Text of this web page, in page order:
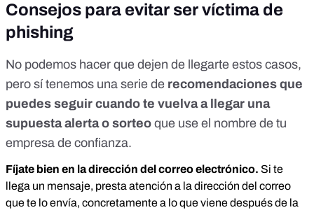
Consejos para evitar ser víctima de
phishing
No podemos hacer que dejen de llegarte estos casos,
pero sí tenemos una serie de recomendaciones que
puedes seguir cuando te vuelva a llegar una
supuesta alerta o sorteo que use el nombre de tu
empresa de confianza.
Fíjate bien en la dirección del correo electrónico. Si te
llega un mensaje, presta atención a la dirección del correo
que te lo envía, concretamente a lo que viene después de la